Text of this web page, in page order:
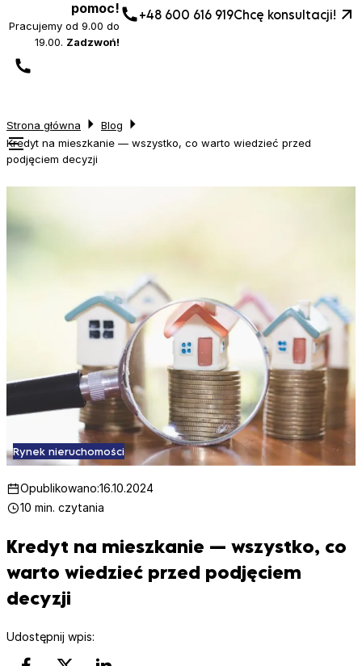
pomoc!
Pracujemy od 9.00 do
19.00. Zadzwoń!
+48 600 616 919Chcę konsultacji!
Strona główna
Blog
Kredyt na mieszkanie — wszystko, co warto wiedzieć przed
podjęciem decyzji
Rynek nieruchomości
Opublikowano:16.10.2024
10 min. czytania
Kredyt na mieszkanie — wszystko, co
warto wiedzieć przed podjęciem
decyzji
Udostępnij wpis: